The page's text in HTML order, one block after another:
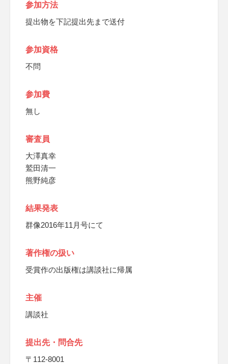
参加方法
提出物を下記提出先まで送付
参加資格
不問
参加費
無し
審査員
大澤真幸
鷲田清一
熊野純彦
結果発表
群像2016年11月号にて
著作権の扱い
受賞作の出版権は講談社に帰属
主催
講談社
提出先・問合先
〒112-8001